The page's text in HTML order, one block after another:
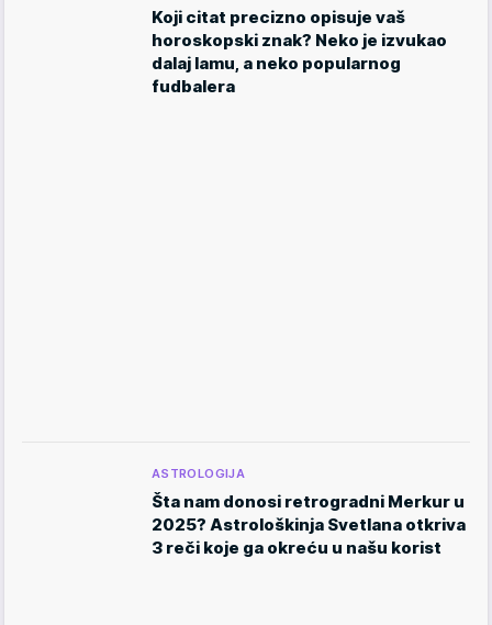
Koji citat precizno opisuje vaš
horoskopski znak? Neko je izvukao
dalaj lamu, a neko popularnog
fudbalera
ASTROLOGIJA
Šta nam donosi retrogradni Merkur u
2025? Astrološkinja Svetlana otkriva
3 reči koje ga okreću u našu korist